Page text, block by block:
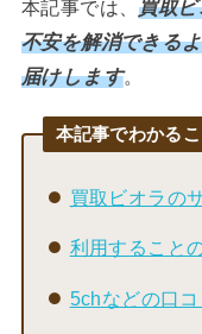
本記事では、 買取
不安を解消できる
届けします。
本記事でわかるこ
買取ビオラの
利用すること
5chなどの口